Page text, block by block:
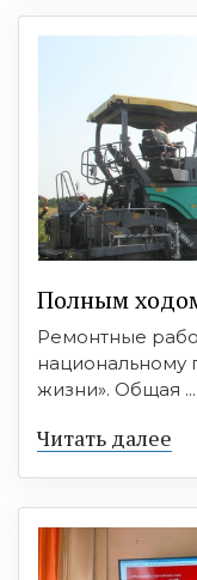
Полным
Ремонтные
национальному
жизни». Общая ...
Читать далее